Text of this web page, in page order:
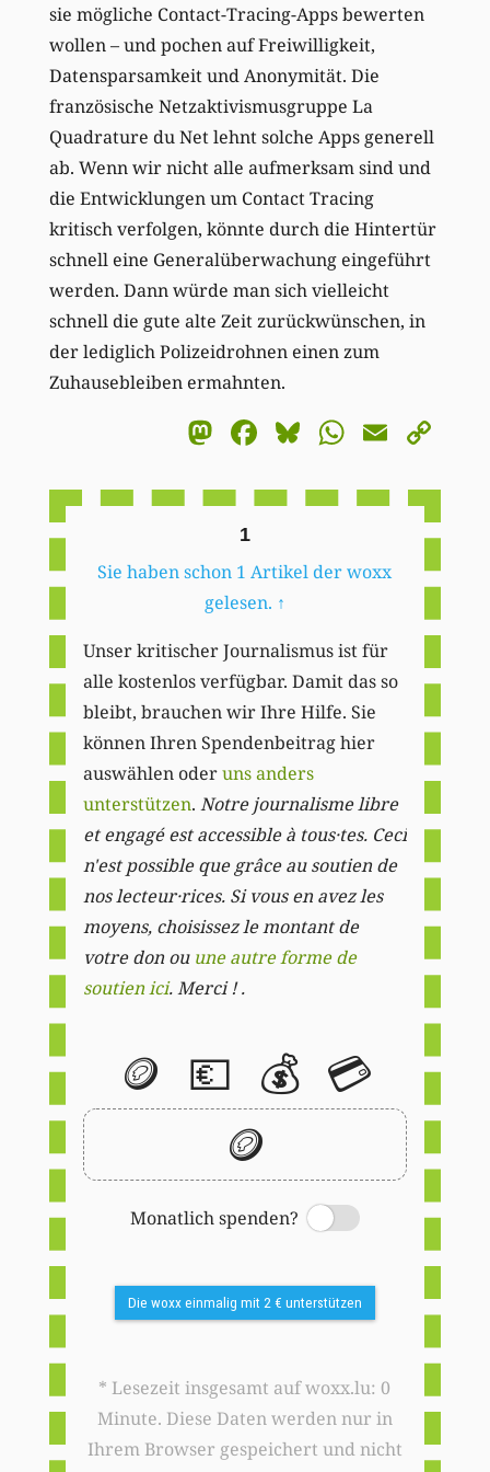
sie mögliche Contact-Tracing-Apps bewerten
wollen – und pochen auf Freiwilligkeit,
Datensparsamkeit und Anonymität. Die
französische Netzaktivismusgruppe La
Quadrature du Net lehnt solche Apps generell
ab. Wenn wir nicht alle aufmerksam sind und
die Entwicklungen um Contact Tracing
kritisch verfolgen, könnte durch die Hintertür
schnell eine Generalüberwachung eingeführt
werden. Dann würde man sich vielleicht
schnell die gute alte Zeit zurückwünschen, in
der lediglich Polizeidrohnen einen zum
Zuhausebleiben ermahnten.
Mastodon
Facebook
BlueskyEmail
1
Sie haben schon 1 Artikel der woxx
gelesen. ↑
Unser kritischer Journalismus ist für
alle kostenlos verfügbar. Damit das so
bleibt, brauchen wir Ihre Hilfe. Sie
können Ihren Spendenbeitrag hier
auswählen oderuns anders
unterstützen. Notre journalisme libre
et engagé est accessible à tous·tes. Ceci
n'est possible que grâce au soutien de
nos lecteur·rices. Si vous en avez les
moyens, choisissez le montant de
votre don ou une autre forme de
soutien ici. Merci ! .
🪙 💶 💰 💳
🪙
Monatlich spenden?
Switch
Die woxx einmalig mit 2 € unterstützen
* Lesezeit insgesamt auf woxx.lu: 0
Minute. Diese Daten werden nur in
Ihrem Browser gespeichert und nicht